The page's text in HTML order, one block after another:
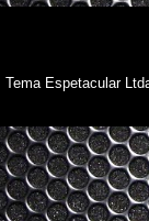
Tema Espetacular